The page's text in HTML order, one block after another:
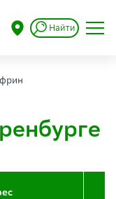
Найти